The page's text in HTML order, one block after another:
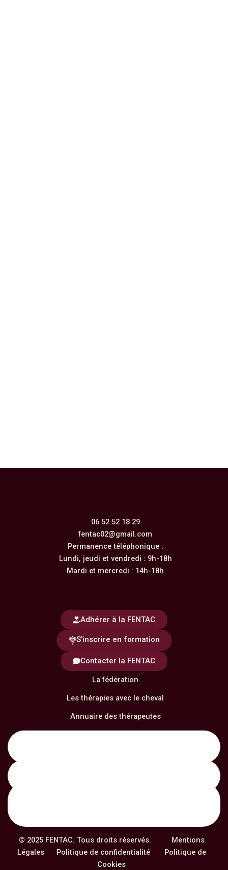
06 52 52 18 29
fentac02@gmail.com
Permanence téléphonique :
Lundi, jeudi et vendredi : 9h-18h
Mardi et mercredi : 14h-18h
Adhérer à la FENTAC
S'inscrire en formation
Contacter la FENTAC
La fédération
Les thérapies avec le cheval
Annuaire des thérapeutes
© 2025 FENTAC. Tous droits réservés.
Mentions
Légales
Politique de confidentialité
Politique de
Cookies